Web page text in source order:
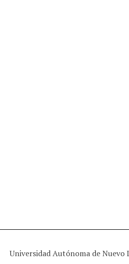
Universidad Autónoma de Nuevo